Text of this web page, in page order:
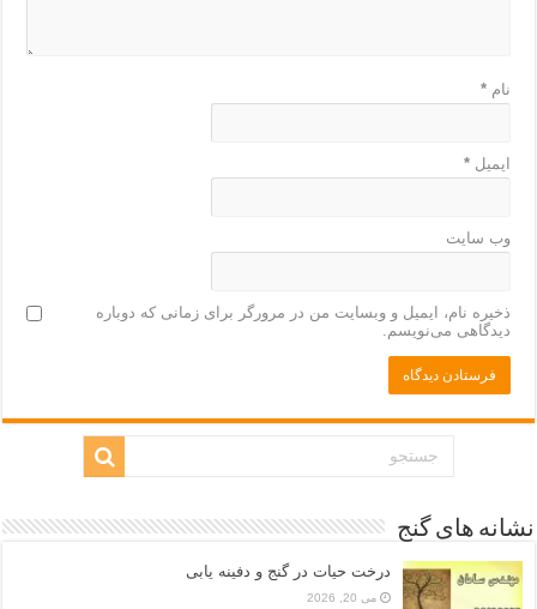
نام*
ایمیل*
وب‌ سایت
ذخیره نام، ایمیل و وبسایت من در مرورگر برای زمانی که دوباره
دیدگاهی می‌نویسم.
نشانه های گنج
درخت حیات در گنج و دفینه یابی
می 20, 2026